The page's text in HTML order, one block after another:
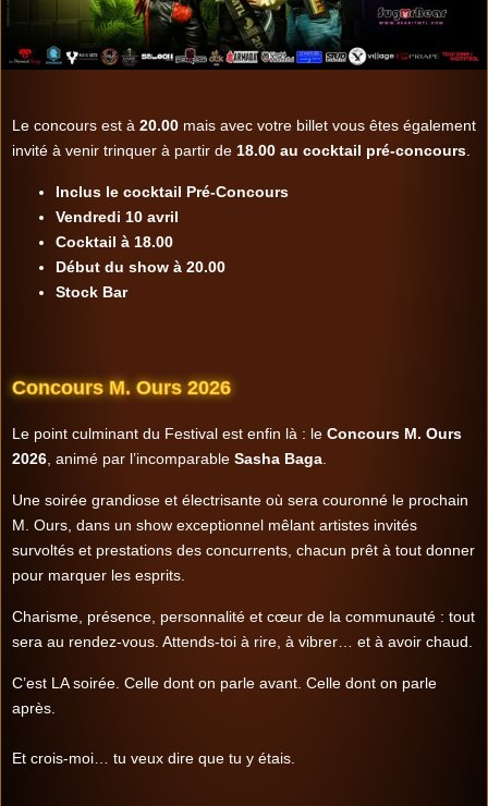
Le concours est à 20.00 mais avec votre billet vous êtes également
invité à venir trinquer à partir de 18.00 au cocktail pré-concours.
Inclus le cocktail Pré-Concours
Vendredi 10 avril
Cocktail à 18.00
Début du show à 20.00
Stock Bar
Concours M. Ours 2026
Le point culminant du Festival est enfin là : le Concours M. Ours
2026, animé par l’incomparable Sasha Baga.
Une soirée grandiose et électrisante où sera couronné le prochain
M. Ours, dans un show exceptionnel mêlant artistes invités
survoltés et prestations des concurrents, chacun prêt à tout donner
pour marquer les esprits.
Charisme, présence, personnalité et cœur de la communauté : tout
sera au rendez-vous. Attends-toi à rire, à vibrer… et à avoir chaud.
C’est LA soirée. Celle dont on parle avant. Celle dont on parle
après.
Et crois-moi… tu veux dire que tu y étais.